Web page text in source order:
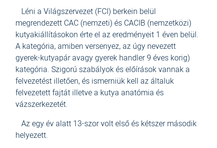
Léni a Világszervezet (FCI) berkein belül
megrendezett CAC (nemzeti) és CACIB (nemzetközi)
kutyakiállításokon érte el az eredményeit 1 éven belül.
A kategória, amiben versenyez, az úgy nevezett
gyerek-kutyapár avagy gyerek handler 9 éves korig)
kategória. Szigorú szabályok és előírások vannak a
felvezetést illetően, és ismerniük kell az általuk
felvezetett fajtát illetve a kutya anatómia és
vázszerkezetét.
Az egy év alatt 13-szor volt első és kétszer második
helyezett.